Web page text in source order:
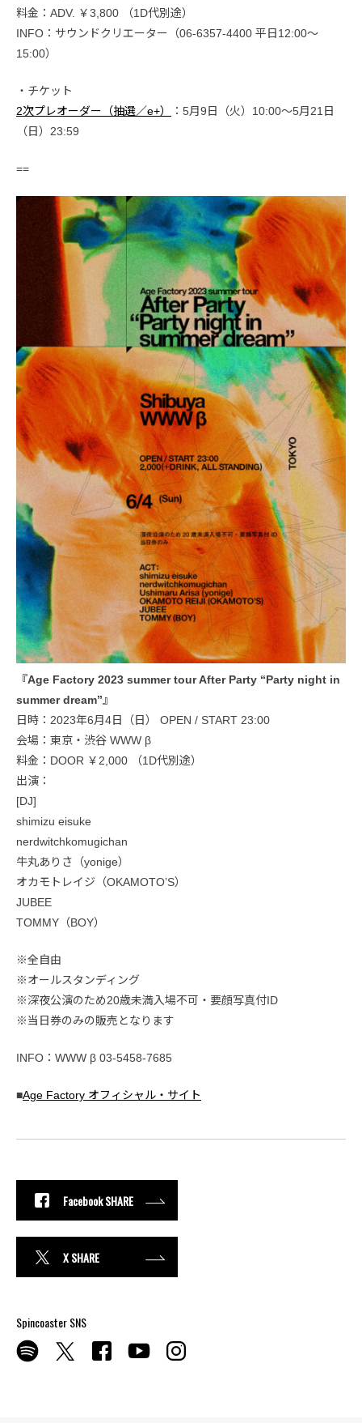
料金：ADV. ￥3,800 （1D代別途）
INFO：サウンドクリエーター（06-6357-4400 平日12:00〜
15:00）
・チケット
2次プレオーダー（抽選／e+）
：5月9日（火）10:00〜5月21日
（日）23:59
==
『Age Factory 2023 summer tour After Party “Party night in
summer dream”』
日時：2023年6月4日（日） OPEN / START 23:00
会場：東京・渋谷 WWW β
料金：DOOR ￥2,000 （1D代別途）
出演：
[DJ]
shimizu eisuke
nerdwitchkomugichan
牛丸ありさ（yonige）
オカモトレイジ（OKAMOTO’S）
JUBEE
TOMMY（BOY）
※全自由
※オールスタンディング
※深夜公演のため20歳未満入場不可・要顔写真付ID
※当日券のみの販売となります
INFO：WWW β 03-5458-7685
■Age Factory オフィシャル・サイト
Facebook SHARE
X SHARE
Spincoaster SNS